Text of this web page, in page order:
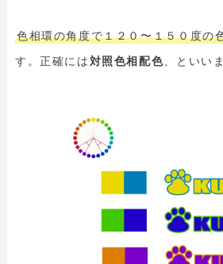
色相環の角度で１２０〜１５０度の
す。正確には 対照色相配色、といい